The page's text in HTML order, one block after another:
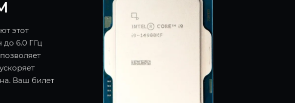
этот
6.0 ГГц
Ваш билет